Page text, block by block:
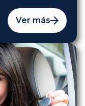
Ver más